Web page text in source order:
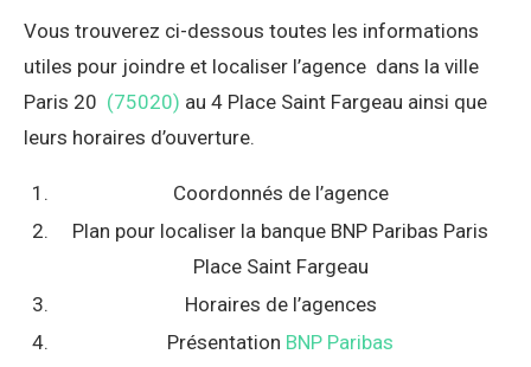
Vous trouverez ci-dessous toutes les informations
utiles pour joindre et localiser l’agence dans la ville
Paris 20 (75020) au 4 Place Saint Fargeau ainsi que
leurs horaires d’ouverture.
Coordonnés de l’agence
Plan pour localiser la banque BNP Paribas Paris
Place Saint Fargeau
Horaires de l’agences
Présentation BNP Paribas